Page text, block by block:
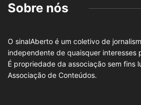
Sobre nós
O sinalAberto é um coletivo de
independente de quaisquer interesses
É propriedade da associação sem fins
Associação de Conteúdos.